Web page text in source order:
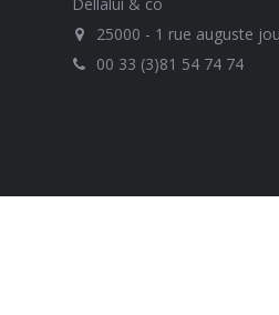
25000 - 1 rue auguste
00 33 (3)81 54 74 74